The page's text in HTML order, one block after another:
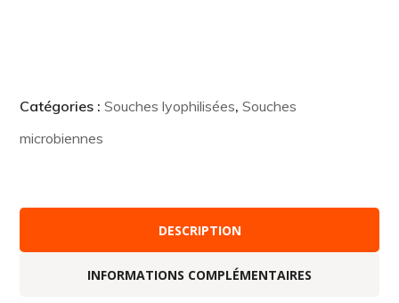
Catégories :Souches lyophilisées,Souches
microbiennes
DESCRIPTION
INFORMATIONS COMPLÉMENTAIRES